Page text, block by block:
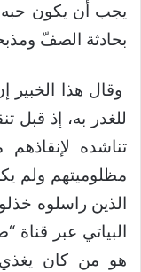
يجب أن يكون
بحادثة الصفّ
وقال هذا
تناشده
الذين راسلوه
البياتي عبر
هو من كان